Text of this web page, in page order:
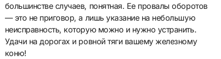
большинстве случаев, понятная. Ее провалы оборотов
— это не приговор, а лишь указание на небольшую
неисправность, которую можно и нужно устранить.
Удачи на дорогах и ровной тяги вашему железному
коню!